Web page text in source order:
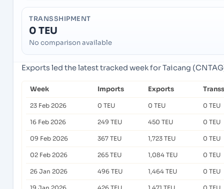
TRANSSHIPMENT
0 TEU
No comparison available
Exports led the latest tracked week for Taicang
Week Imports Exports
23 Feb 2026 0 TEU 0 TEU 0 TEU
16 Feb 2026 249 TEU 450 TEU 0 TEU
09 Feb 2026 367 TEU 1,723 TEU 0 TEU
02 Feb 2026 265 TEU 1,084 TEU 0 TEU
26 Jan 2026 496 TEU 1,464 TEU 0 TEU